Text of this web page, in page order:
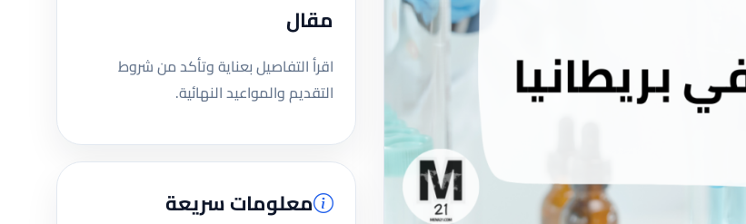
مقال
اقرأ التفاصيل بعناية وتأكد من شروط
التقديم والمواعيد النهائية.
معلومات سريعة